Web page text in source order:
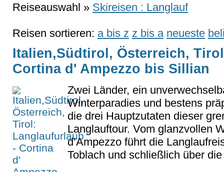
Reiseauswahl » Skireisen : Langlauf
Reisen sortieren: a bis z z bis a neueste
Italien,Südtirol, Österreich,
Cortina d' Ampezzo bis Sillian
Zwei Länder, ein
Winterparadies und bestens
die drei Hauptzutaten dieser
Langlauftour. Vom glanzvollen
d’Ampezzo führt die
Toblach und schließlich über